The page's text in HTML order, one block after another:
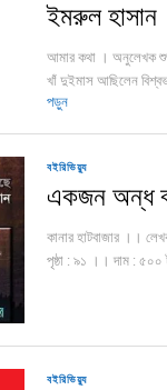
ইমরুল হাসান
আমার কথা । অনুলেখক
খাঁ দুইমাস আছিলেন
পড়ুন
বইরিভিয়্যু
একজন অন্ধ
কানার হাটবাজার ।।
পৃষ্ঠা : ৯১ ।। দাম : ৫০০
বইরিভিয়্যু